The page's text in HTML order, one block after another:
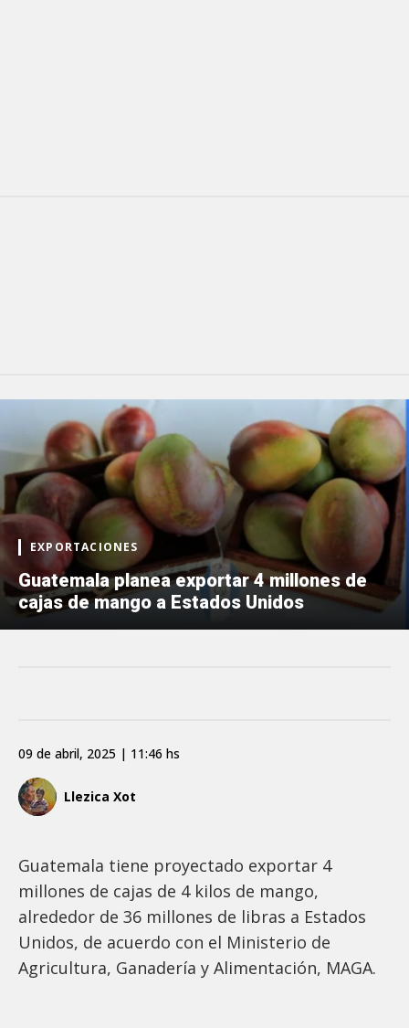
EXPORTACIONES
Guatemala planea exportar 4 millones de
cajas de mango a Estados Unidos
Llezica Xot
09 de abril, 2025 | 11:46 hs
Guatemala tiene proyectado exportar 4
millones de cajas de 4 kilos de mango,
alrededor de 36 millones de libras a Estados
Unidos, de acuerdo con el Ministerio de
Agricultura, Ganadería y Alimentación, MAGA.